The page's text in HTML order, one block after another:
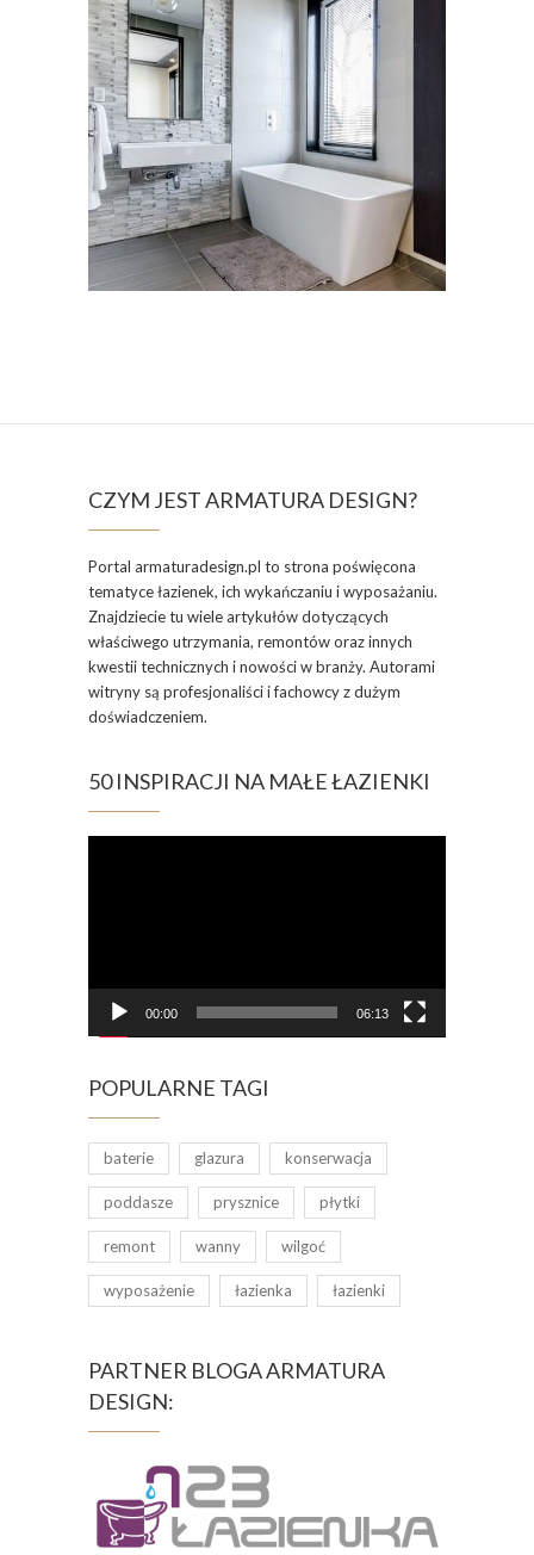
CZYM JEST ARMATURA DESIGN?
Portal armaturadesign.pl to strona poświęcona
tematyce łazienek, ich wykańczaniu i wyposażaniu.
Znajdziecie tu wiele artykułów dotyczących
właściwego utrzymania, remontów oraz innych
kwestii technicznych i nowości w branży. Autorami
witryny są profesjonaliści i fachowcy z dużym
doświadczeniem.
50 INSPIRACJI NA MAŁE ŁAZIENKI
00:00 06:13
POPULARNE TAGI
baterie glazura konserwacja
poddasze prysznice płytki
remont wanny wilgoć
wyposażenie łazienka łazienki
PARTNER BLOGA ARMATURA
DESIGN: